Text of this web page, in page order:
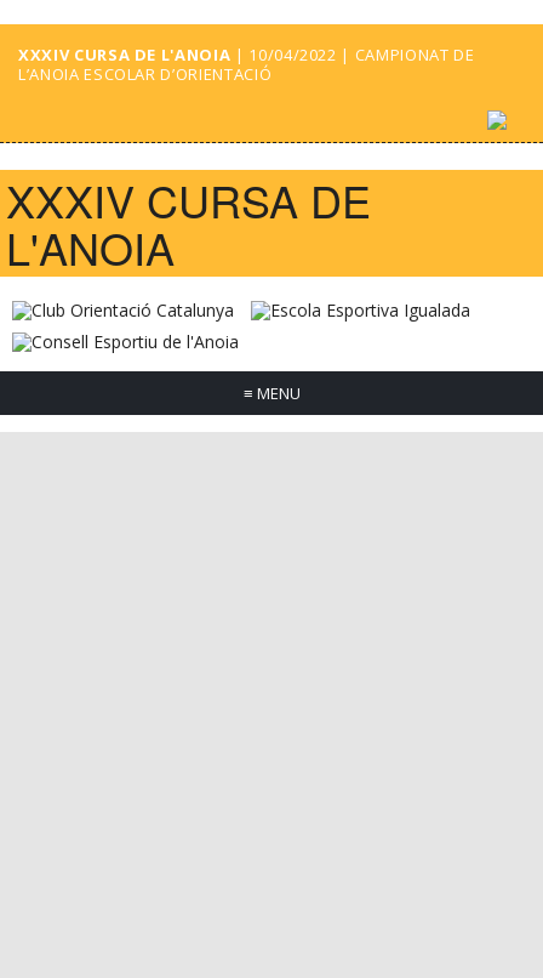
XXXIV CURSA DE L'ANOIA | 10/04/2022 | CAMPIONAT DE
L’ANOIA ESCOLAR D’ORIENTACIÓ
XXXIV CURSA DE
L'ANOIA
≡ MENU